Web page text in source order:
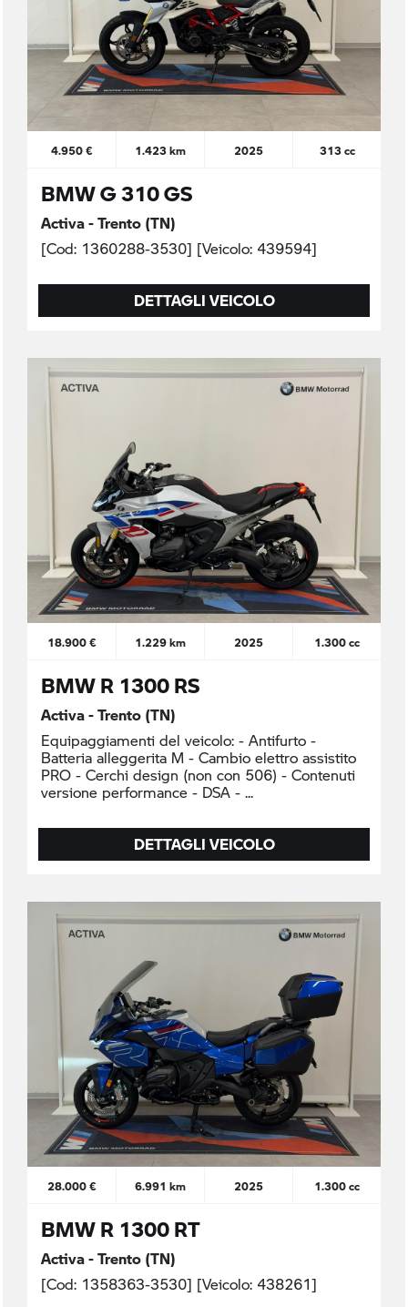
4.950 € 1.423 km 2025 313 cc
BMW G 310 GS
Activa - Trento (TN)
[Cod: 1360288-3530] [Veicolo: 439594]
DETTAGLI VEICOLO
18.900 € 1.229 km 2025 1.300 cc
BMW R 1300 RS
Activa - Trento (TN)
Equipaggiamenti del veicolo: - Antifurto -
Batteria alleggerita M - Cambio elettro assistito
PRO - Cerchi design (non con 506) - Contenuti
versione performance - DSA -
DETTAGLI VEICOLO
28.000 € 6.991 km 2025 1.300 cc
BMW R 1300 RT
Activa - Trento (TN)
[Cod: 1358363-3530] [Veicolo: 438261]